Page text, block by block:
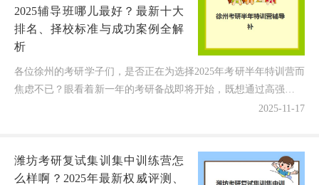
2025辅导班哪儿最好？最新十大
排名、择校标准与成功案例全解
析
各位徐州的考研学子们，是否正在为选择2025年考研半年特训营而
焦虑不已？眼看着新一年的考研备战即将开始，既想通过高强度集
训实现成绩突破，又担心选错机构浪费宝贵时间和金钱！...2025-11-17
潍坊考研复试集训集中训练营怎
么样啊？2025年最新权威评测、